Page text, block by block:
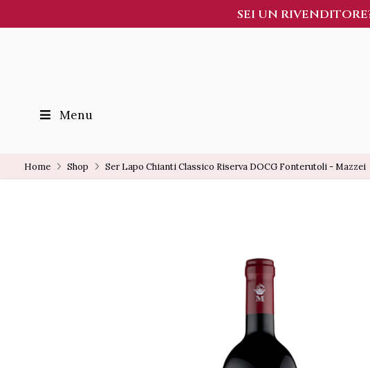
SEI UN
Menu
Home Shop Ser Lapo Chianti Classico Riserva DOCG Fonterutoli - Mazzei